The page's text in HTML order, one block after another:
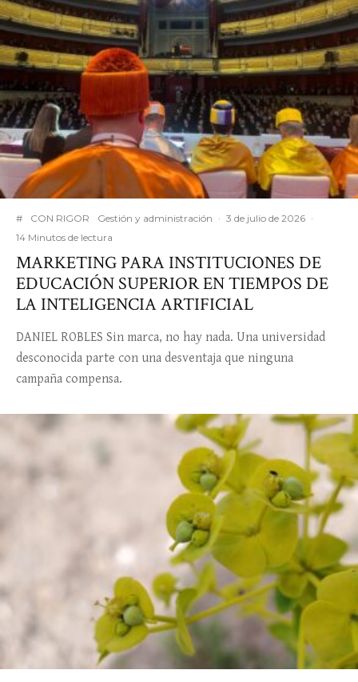
# CON RIGOR Gestión y administración · 3 de julio de 2026 ·
14 Minutos de lectura
MARKETING PARA INSTITUCIONES DE
EDUCACIÓN SUPERIOR EN TIEMPOS DE
LA INTELIGENCIA ARTIFICIAL
DANIEL ROBLES Sin marca, no hay nada. Una universidad
desconocida parte con una desventaja que ninguna
campaña compensa.